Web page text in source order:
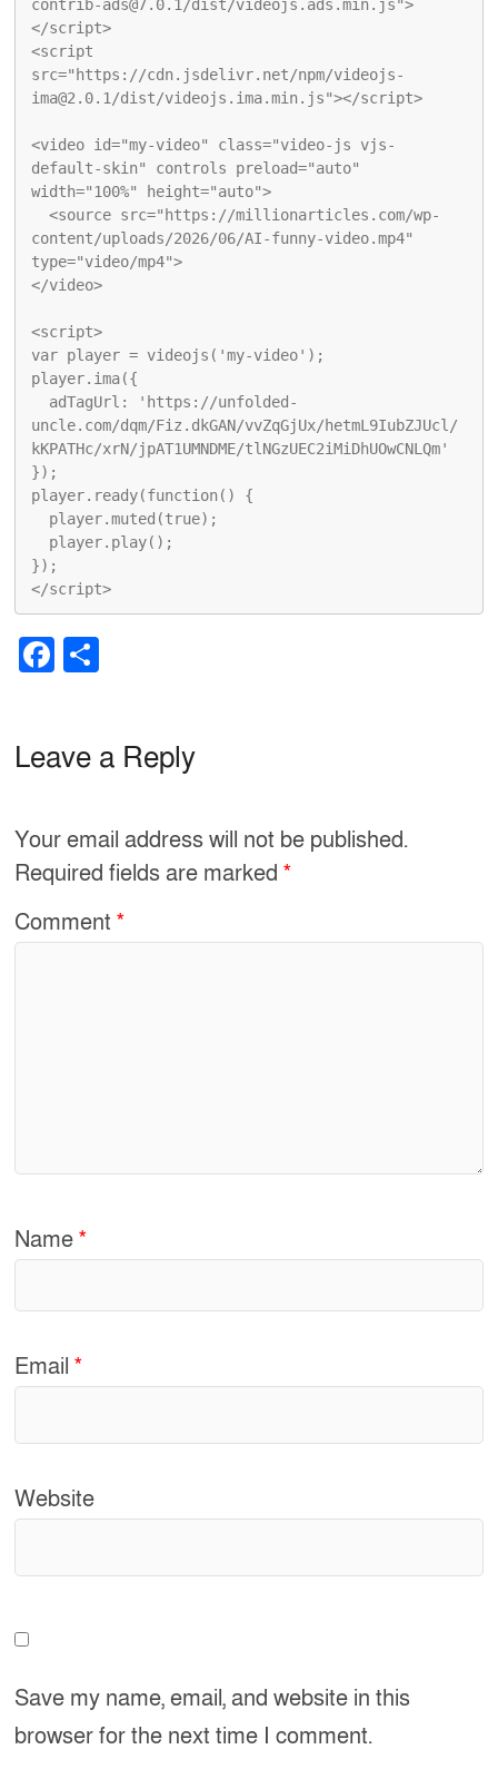
contrib-ads@7.0.1/dist/videojs.ads.min.js">
</script>
<script
src="https://cdn.jsdelivr.net/npm/videojs-
ima@2.0.1/dist/videojs.ima.min.js"></script>
<video id="my-video" class="video-js vjs-
default-skin" controls preload="auto"
width="100%" height="auto">
  <source src="https://millionarticles.com/wp-
content/uploads/2026/06/AI-funny-video.mp4"
type="video/mp4">
</video>
<script>
var player = videojs('my-video');
player.ima({
uncle.com/dqm/Fiz.dkGAN/vvZqGjUx/hetmL9IubZJUcl/
kKPATHc/xrN/jpAT1UMNDME/tlNGzUEC2iMiDhUOwCNLQm'
});
player.ready(function() {
});
</script>
F
e
o
o
e
Leave a Reply
Your email address will not be published.
Required fields are marked*
Comment*
Name*
Email*
Website
Save my name, email, and website in this
browser for the next time I comment.